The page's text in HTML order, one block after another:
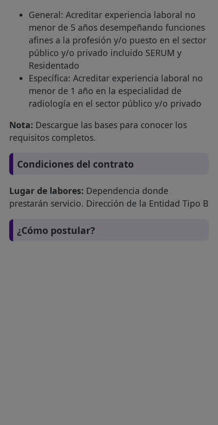
General: Acreditar experiencia laboral no
menor de 5 años desempeñando funciones
afines a la profesión y/o puesto en el sector
público y/o privado incluido SERUM y
Residentado
Específica: Acreditar experiencia laboral no
menor de 1 año en la especialidad de
radiología en el sector público y/o privado
Nota: Descargue las bases para conocer los
requisitos completos.
Condiciones del contrato
Lugar de labores: Dependencia donde
prestarán servicio. Dirección de la Entidad Tipo B
¿Cómo postular?